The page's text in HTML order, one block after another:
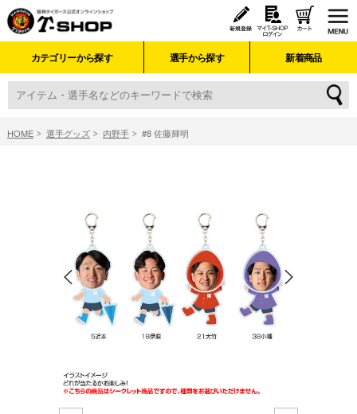
カテゴリーから探す 選手から探す 新着商品
HOME 選手グッズ 内野手 #8 佐藤輝明